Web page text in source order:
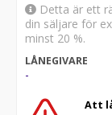
Detta är ett
din säljare för
minst 20 %.
LÅNEGIVARE
-
Att